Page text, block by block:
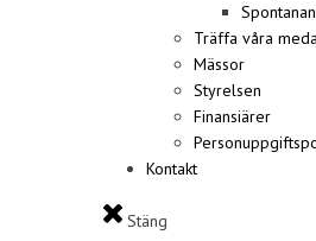
Träffa våra
Mässor
Styrelsen
Finansiärer
Kontakt
Stäng